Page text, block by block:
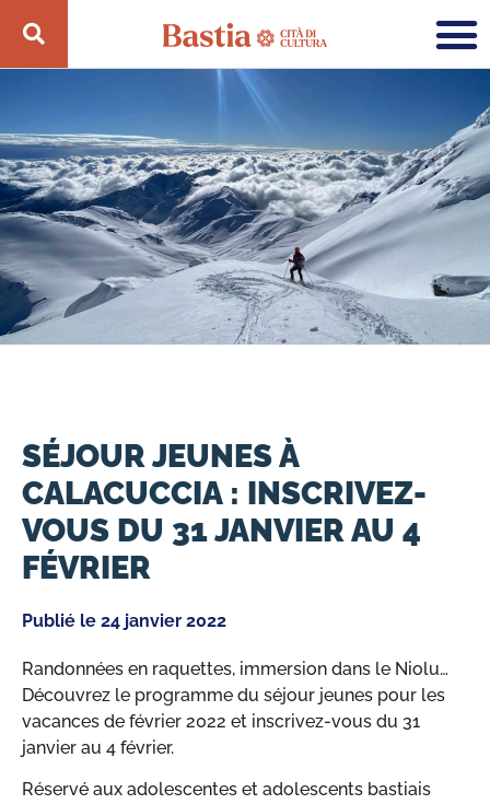
SÉJOUR JEUNES À
CALACUCCIA : INSCRIVEZ-
VOUS DU 31 JANVIER AU 4
FÉVRIER
Publié le 24 janvier 2022
Randonnées en raquettes, immersion dans le Niolu…
Découvrez le programme du séjour jeunes pour les
vacances de février 2022 et inscrivez-vous du 31
janvier au 4 février.
Réservé aux adolescentes et adolescents bastiais